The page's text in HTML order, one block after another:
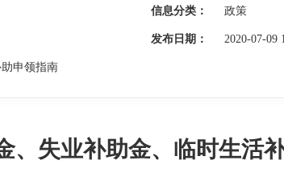
信息分类： 政策
发布日期： 2020-07-09
申领指南
、失业补助金、临时生活